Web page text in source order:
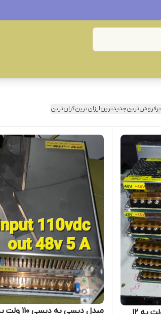
پرفروش‌ترینجدیدترینارزان‌ترینگران‌ترین